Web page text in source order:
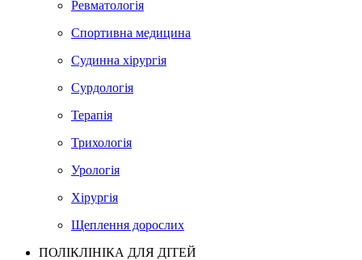
Ревматологія
Спортивна медицина
Судинна хірургія
Сурдологія
Терапія
Трихологія
Урологія
Хірургія
Щеплення дорослих
ПОЛІКЛІНІКА ДЛЯ ДІТЕЙ